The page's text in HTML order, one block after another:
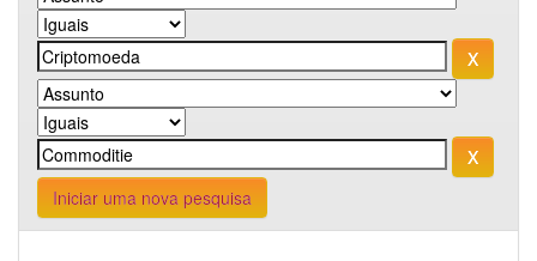
Iniciar uma nova pesquisa